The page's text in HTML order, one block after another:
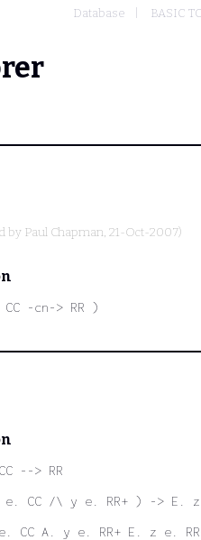
Database BASIC
by Paul Chapman, 21-Oct-2007)
-cn-> RR )
--> RR
CC /\ y e. RR+ ) -> E.
CC A. y e. RR+ E. z e.